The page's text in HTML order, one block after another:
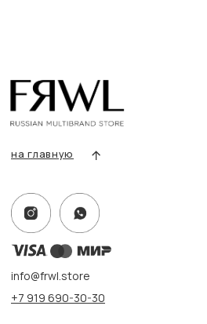
Покупателям
Условия возврата/обмена
Контакты, реквизиты
Информация
Политика конфиденциальности
г. Казань, ул. Кремлевская, 2а ПН-ВС с 11:00 до 20:00
Адрес:
г. Казань, ул. Проспект Победы, 141 ТЦ МЕГА
ПН-ВС с 10:00 до 22:00
Сертификаты